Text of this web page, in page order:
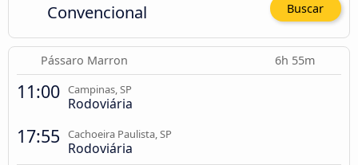
Convencional Buscar
Pássaro Marron 6h 55m
11:00 Campinas, SP
Rodoviária
17:55 Cachoeira Paulista, SP
Rodoviária